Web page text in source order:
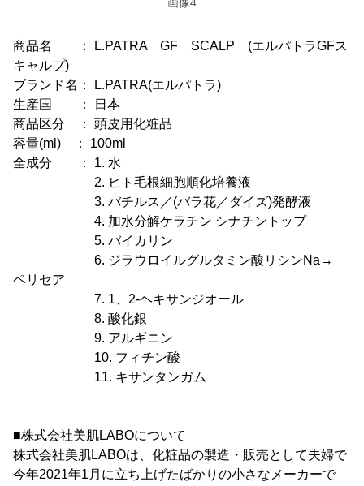
商品名 ： L.PATRA GF SCALP (エルパトラGFス
キャルプ)
ブランド名： L.PATRA(エルパトラ)
生産国 ： 日本
商品区分 ： 頭皮用化粧品
容量(ml) ： 100ml
全成分 ： 1. 水
2. ヒト毛根細胞順化培養液
3. バチルス／(バラ花／ダイズ)発酵液
4. 加水分解ケラチン シナチントップ
5. バイカリン
6. ジラウロイルグルタミン酸リシンNa→
ペリセア
7. 1、2-ヘキサンジオール
8. 酸化銀
9. アルギニン
10. フィチン酸
11. キサンタンガム
■株式会社美肌LABOについて
株式会社美肌LABOは、化粧品の製造・販売として夫婦で
今年2021年1月に立ち上げたばかりの小さなメーカーで